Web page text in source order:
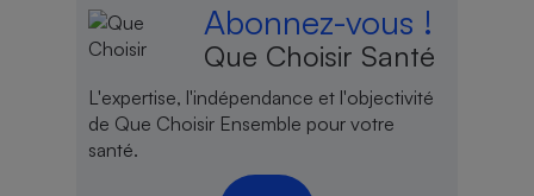
Abonnez-vous !
Que Choisir Santé
L'expertise, l'indépendance et l'objectivité
de Que Choisir Ensemble pour votre
santé.